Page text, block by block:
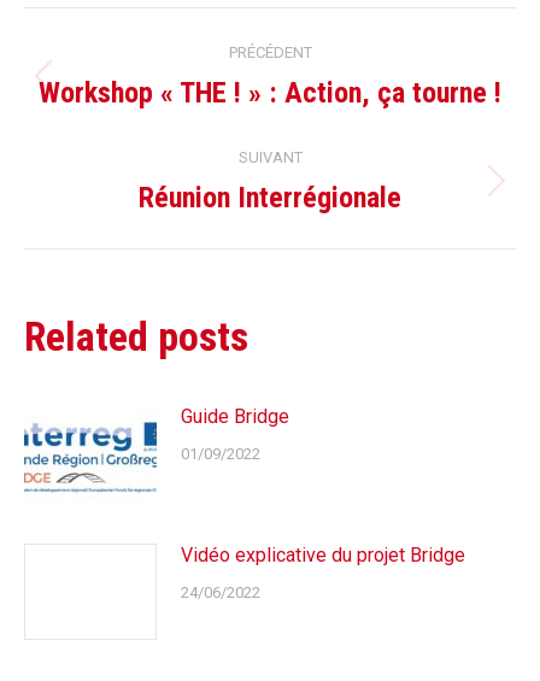
Navigation
article
PRÉCÉDENT
Article
:
Workshop « THE ! » : Action, ça tourne !
SUIVANT
Article
Réunion Interrégionale
Related posts
Guide Bridge
01/09/2022
Vidéo explicative du projet Bridge
24/06/2022